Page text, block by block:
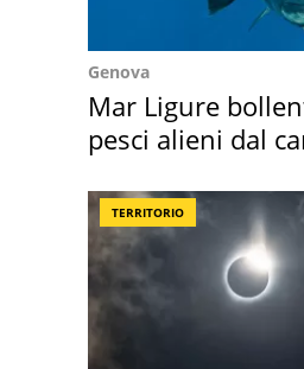
Genova
Mar Ligure
pesci alieni dal
TERRITORIO